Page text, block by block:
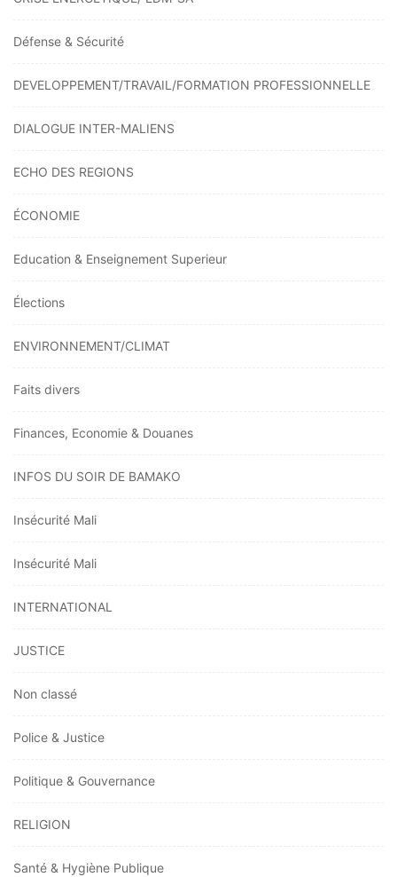
Défense & Sécurité
DEVELOPPEMENT/TRAVAIL/FORMATION PROFESSIONNELLE
DIALOGUE INTER-MALIENS
ECHO DES REGIONS
ÉCONOMIE
Education & Enseignement Superieur
Élections
ENVIRONNEMENT/CLIMAT
Faits divers
Finances, Economie & Douanes
INFOS DU SOIR DE BAMAKO
Insécurité Mali
Insécurité Mali
INTERNATIONAL
JUSTICE
Non classé
Police & Justice
Politique & Gouvernance
RELIGION
Santé & Hygiène Publique